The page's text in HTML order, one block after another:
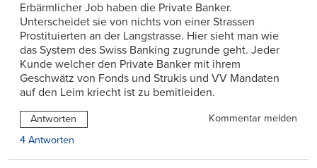
Erbärmlicher Job haben die Private Banker.
Unterscheidet sie von nichts von einer Strassen
Prostituierten an der Langstrasse. Hier sieht man wie
das System des Swiss Banking zugrunde geht. Jeder
Kunde welcher den Private Banker mit ihrem
Geschwätz von Fonds und Strukis und VV Mandaten
auf den Leim kriecht ist zu bemitleiden.
Antworten
Kommentar melden
4 Antworten